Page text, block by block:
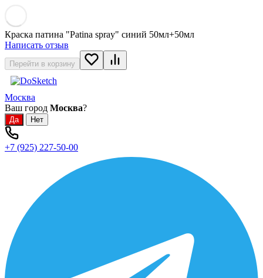
Краска патина "Patina spray" синий 50мл+50мл
Написать отзыв
Перейти в корзину
Москва
Ваш город Москва?
+7 (925) 227-50-00